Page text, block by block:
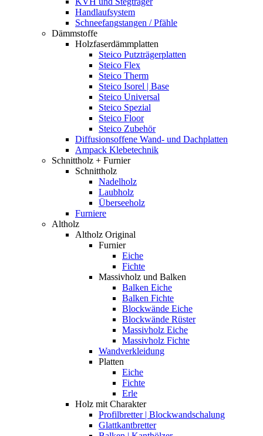
Handlaufsystem
Schneefangstangen / Pfähle
Dämmstoffe
Holzfaserdämmplatten
Steico Putzträgerplatten
Steico Flex
Steico Therm
Steico Isorel | Base
Steico Universal
Steico Spezial
Steico Floor
Steico Zubehör
Diffusionsoffene Wand- und Dachplatten
Ampack Klebetechnik
Schnittholz + Furnier
Schnittholz
Nadelholz
Laubholz
Überseeholz
Furniere
Altholz
Altholz Original
Furnier
Eiche
Fichte
Massivholz und Balken
Balken Eiche
Balken Fichte
Blockwände Eiche
Blockwände Rüster
Massivholz Eiche
Massivholz Fichte
Wandverkleidung
Platten
Eiche
Fichte
Erle
Holz mit Charakter
Profilbretter | Blockwandschalung
Glattkantbretter